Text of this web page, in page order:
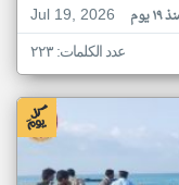
Jul 19, 2026
١٩ يوم
عدد الكلمات: ٢٢٣